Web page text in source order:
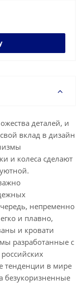
деталей, и
вклад в дизайн
и колеса сделают
непременно
и плавно,
и кровати
разработанные с
тенденции в мире
безукоризненные